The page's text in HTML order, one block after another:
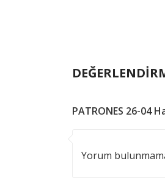
PATRONES 26-04
Yorum